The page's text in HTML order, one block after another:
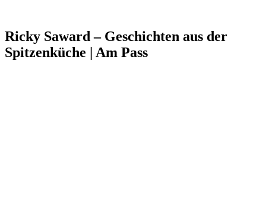
Ricky Saward – Geschichten aus der
Spitzenküche | Am Pass